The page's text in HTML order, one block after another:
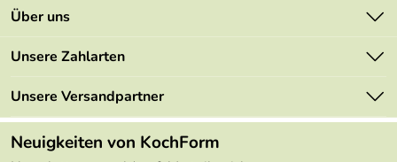
Kontakt
Mehrwertsteuerfrei
Retourenportal
FAQs
Lieferbedingungen
Über uns
Marken
Angebote
Made in Germany
Unsere Zahlarten
Unsere Versandpartner
Neuigkeiten von KochForm